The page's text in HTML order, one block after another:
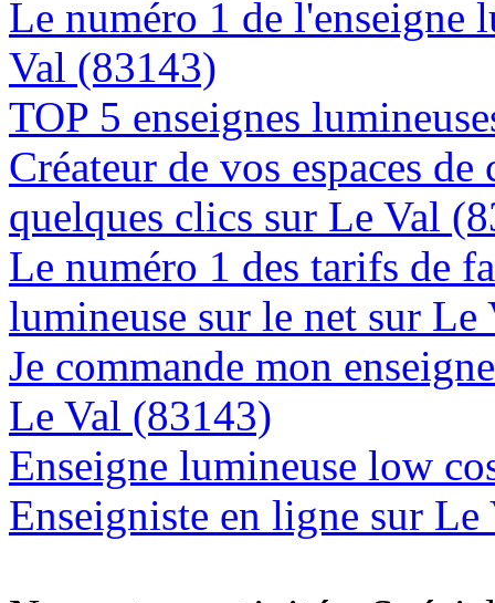
Le numéro 1 de l'enseigne
Val (83143)
TOP 5 enseignes
Créateur de vos espaces
quelques clics sur Le Val
Le numéro 1 des tarifs de
lumineuse sur le net sur Le
Je commande mon
Le Val (83143)
Enseigne lumineuse low
Enseigniste en ligne sur